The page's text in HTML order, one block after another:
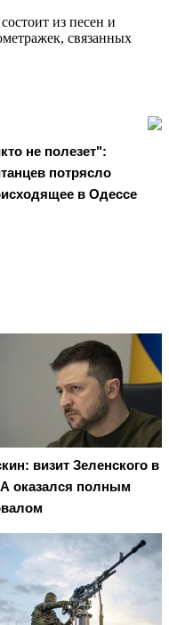
из песен и
связанных
не полезет":
потрясло
в Одессе
визит Зеленского в
оказался полным